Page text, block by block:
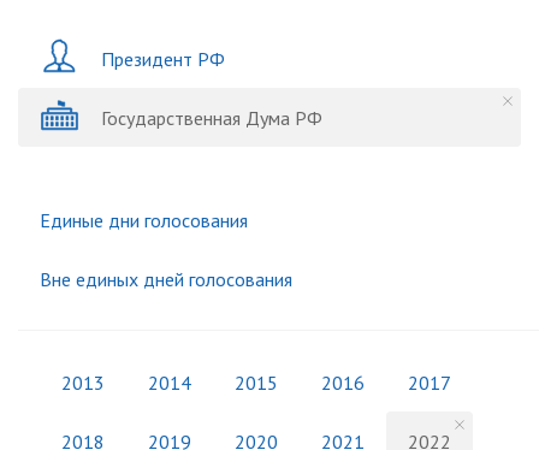
Президент РФ
Государственная Дума РФ
Единые дни голосования
Вне единых дней голосования
2013 2014 2015 2016 2017
2018 2019 2020 2021 2022